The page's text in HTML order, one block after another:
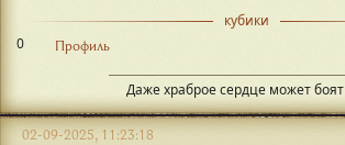
кубики
0
Профиль
Даже храброе сердце может
02-09-2025, 11:23:18